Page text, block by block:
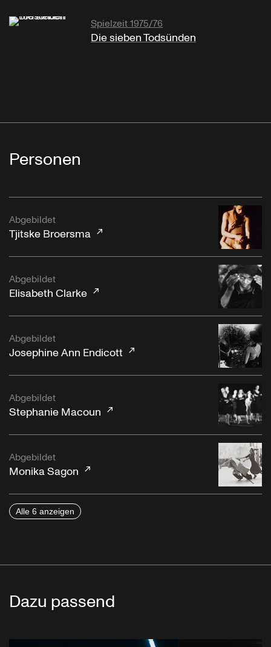
Spielzeit 1975/76
Die sieben Todsünden
Personen
Abgebildet
Tjitske Broersma
Abgebildet
Elisabeth Clarke
Abgebildet
Josephine Ann Endicott
Abgebildet
Stephanie Macoun
Abgebildet
Monika Sagon
Alle 6 anzeigen
Dazu passend